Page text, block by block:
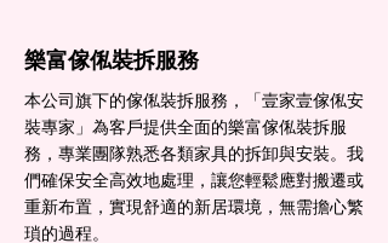
樂富傢俬裝拆服務
本公司旗下的傢俬裝拆服務，「壹家壹傢俬安
裝專家」為客戶提供全面的樂富傢俬裝拆服
務，專業團隊熟悉各類家具的拆卸與安裝。我
們確保安全高效地處理，讓您輕鬆應對搬遷或
重新布置，實現舒適的新居環境，無需擔心繁
瑣的過程。